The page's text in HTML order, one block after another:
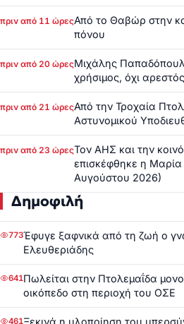
πριν από 11 ώρεςΑπό το Θαβώρ στην
πόνου
πριν από 20 ώρεςΜιχάλης
χρήσιμος, όχι
πριν από 21 ώρεςΑπό την Τροχαία
Αστυνομικού
πριν από 23 ώρεςΤον ΑΗΣ και την
επισκέφθηκε η
Αυγούστου 2026)
Δημοφιλή
773Έφυγε ξαφνικά από τη ζωή ο
Ελευθεριάδης
641Πωλείται στην Πτολεμαΐδα
οικόπεδο στη περιοχή του ΟΣΕ
461